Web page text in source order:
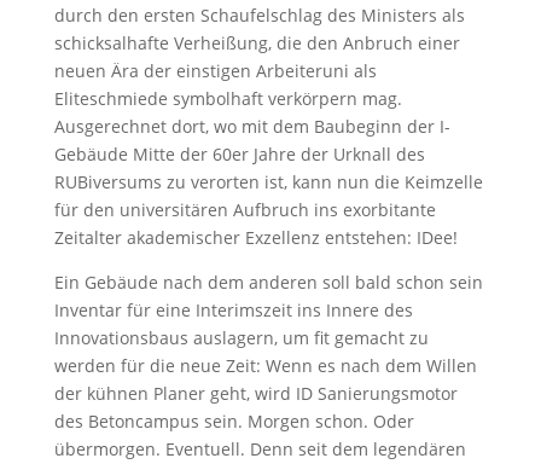
durch den ersten Schaufelschlag des Ministers als
schicksalhafte Verheißung, die den Anbruch einer
neuen Ära der einstigen Arbeiteruni als
Eliteschmiede symbolhaft verkörpern mag.
Ausgerechnet dort, wo mit dem Baubeginn der I-
Gebäude Mitte der 60er Jahre der Urknall des
RUBiversums zu verorten ist, kann nun die Keimzelle
für den universitären Aufbruch ins exorbitante
Zeitalter akademischer Exzellenz entstehen: IDee!
Ein Gebäude nach dem anderen soll bald schon sein
Inventar für eine Interimszeit ins Innere des
Innovationsbaus auslagern, um fit gemacht zu
werden für die neue Zeit: Wenn es nach dem Willen
der kühnen Planer geht, wird ID Sanierungsmotor
des Betoncampus sein. Morgen schon. Oder
übermorgen. Eventuell. Denn seit dem legendären